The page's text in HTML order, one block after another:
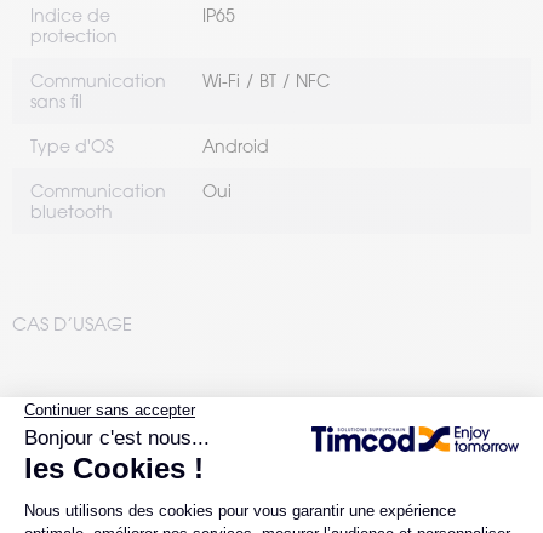
Indice de
protection
IP65
Communication
sans fil
Wi-Fi BT NFC
Type d'OS Android
Communication
bluetooth
Oui
CAS D’USAGE